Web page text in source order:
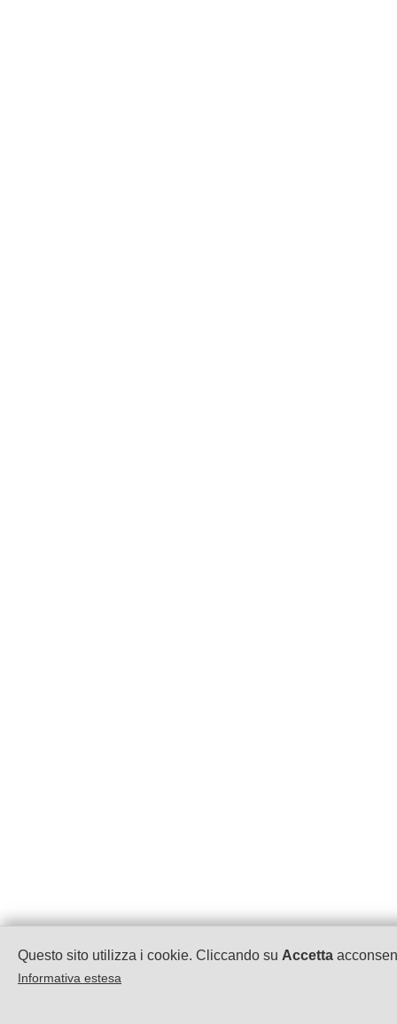
Questo sito utilizza i cookie. Cliccando su Accetta
Informativa estesa